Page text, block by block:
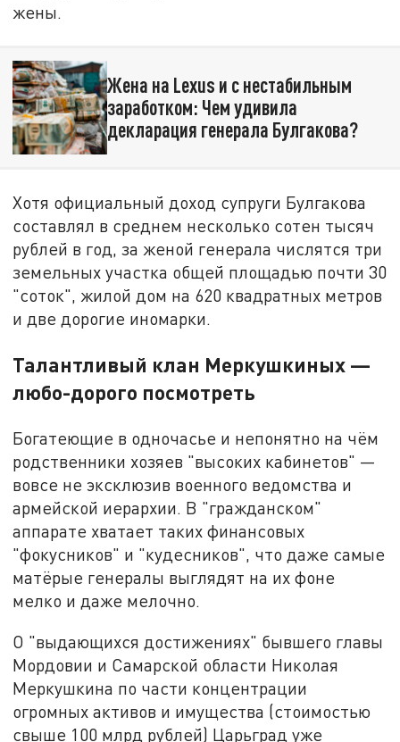
жены.
Жена на Lexus и с нестабильным
заработком: Чем удивила
декларация генерала Булгакова?
Хотя официальный доход супруги Булгакова
составлял в среднем несколько сотен тысяч
рублей в год, за женой генерала числятся три
земельных участка общей площадью почти 30
"соток", жилой дом на 620 квадратных метров
и две дорогие иномарки.
Талантливый клан Меркушкиных —
любо-дорого посмотреть
Богатеющие в одночасье и непонятно на чём
родственники хозяев "высоких кабинетов" —
вовсе не эксклюзив военного ведомства и
армейской иерархии. В "гражданском"
аппарате хватает таких финансовых
"фокусников" и "кудесников", что даже самые
матёрые генералы выглядят на их фоне
мелко и даже мелочно.
О "выдающихся достижениях" бывшего главы
Мордовии и Самарской области Николая
Меркушкина по части концентрации
огромных активов и имущества (стоимостью
свыше 100 млрд рублей) Царьград уже